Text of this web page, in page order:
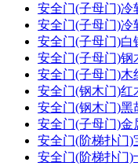
安全门(子母门)冷
安全门(子母门)冷
安全门(子母门)白
安全门(子母门)钢
安全门(子母门)木
安全门(钢木门)红
安全门(钢木门)黑
安全门(子母门)金
安全门(阶梯扑门)
安全门(阶梯扑门)